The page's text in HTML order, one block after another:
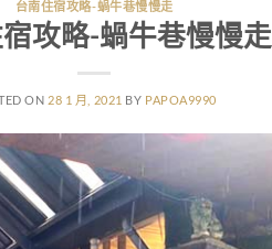
台南住宿攻略-蝸牛巷慢慢走
攻略-蝸牛巷慢慢走
ON 28 1 月, 2021 BY PAPOA9990